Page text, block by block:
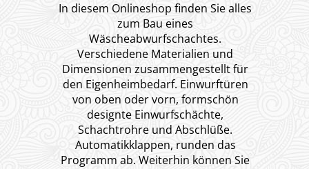
In diesem Onlineshop finden Sie alles
zum Bau eines
Wäscheabwurfschachtes.
Verschiedene Materialien und
Dimensionen zusammengestellt für
den Eigenheimbedarf. Einwurftüren
von oben oder vorn, formschön
designte Einwurfschächte,
Schachtrohre und Abschlüße.
Automatikklappen, runden das
Programm ab. Weiterhin können Sie